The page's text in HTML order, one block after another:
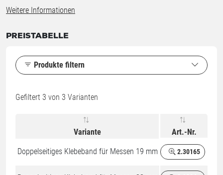
Weitere Informationen
PREISTABELLE
Produkte filtern
Gefiltert 3 von 3 Varianten
Variante Art.-Nr.
Doppelseitiges Klebeband für Messen 19 mm 2.30165